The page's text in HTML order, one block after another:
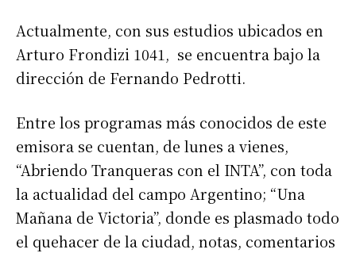
Actualmente, con sus estudios ubicados en
Arturo Frondizi 1041, se encuentra bajo la
dirección de Fernando Pedrotti.
Entre los programas más conocidos de este
emisora se cuentan, de lunes a vienes,
“Abriendo Tranqueras con el INTA”, con toda
la actualidad del campo Argentino; “Una
Mañana de Victoria”, donde es plasmado todo
el quehacer de la ciudad, notas, comentarios